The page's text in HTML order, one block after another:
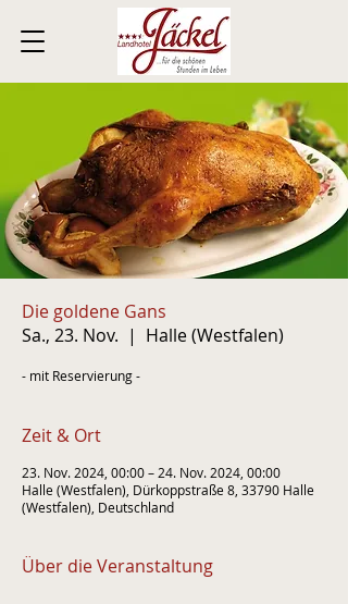
Die goldene Gans
Sa., 23. Nov.
  |
Halle (Westfalen)
- mit Reservierung -
Zeit & Ort
23. Nov. 2024, 00:00 – 24. Nov. 2024, 00:00
Halle (Westfalen), Dürkoppstraße 8, 33790 Halle
(Westfalen), Deutschland
Über die Veranstaltung